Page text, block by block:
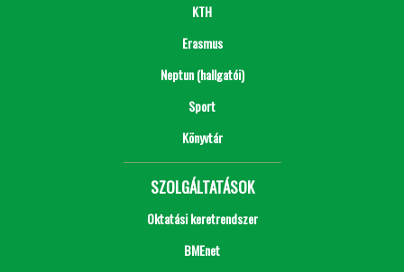
KTH
Erasmus
Neptun (hallgatói)
Sport
Könyvtár
SZOLGÁLTATÁSOK
Oktatási keretrendszer
BMEnet